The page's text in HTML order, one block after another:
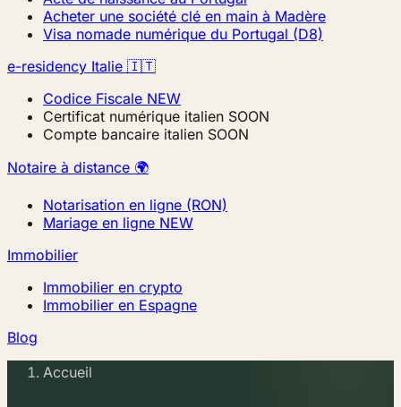
Acheter une société clé en main à Madère
Visa nomade numérique du Portugal (D8)
e-residency Italie 🇮🇹
Codice Fiscale NEW
Certificat numérique italien SOON
Compte bancaire italien SOON
Notaire à distance 🌍
Notarisation en ligne (RON)
Mariage en ligne NEW
Immobilier
Immobilier en crypto
Immobilier en Espagne
Blog
Accueil